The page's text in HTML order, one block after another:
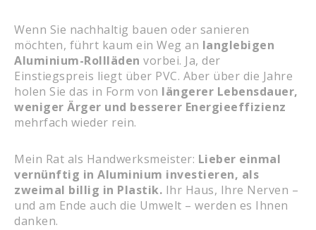
Wenn Sie nachhaltig bauen oder sanieren
möchten, führt kaum ein Weg an langlebigen
Aluminium-Rollläden vorbei. Ja, der
Einstiegspreis liegt über PVC. Aber über die Jahre
holen Sie das in Form von längerer Lebensdauer,
weniger Ärger und besserer Energieeffizienz
mehrfach wieder rein.
Mein Rat als Handwerksmeister: Lieber einmal
vernünftig in Aluminium investieren, als
zweimal billig in Plastik. Ihr Haus, Ihre Nerven –
und am Ende auch die Umwelt – werden es Ihnen
danken.